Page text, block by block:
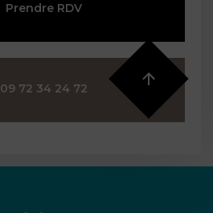
Prendre RDV
09 72 34 24 72